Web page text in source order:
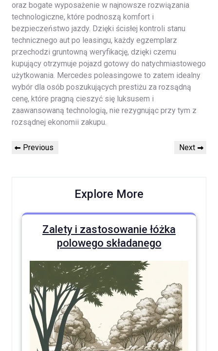
oraz bogate wyposażenie w najnowsze rozwiązania
technologiczne, które podnoszą komfort i
bezpieczeństwo jazdy. Dzięki ścisłej kontroli stanu
technicznego aut po leasingu, każdy egzemplarz
przechodzi gruntowną weryfikację, dzięki czemu
kupujący otrzymuje pojazd gotowy do natychmiastowego
użytkowania. Mercedes poleasingowe to zatem idealny
wybór dla osób poszukujących prestiżu za rozsądną
cenę, które pragną cieszyć się luksusem i
zaawansowaną technologią, nie rezygnując przy tym z
rozsądnej ekonomii zakupu.
Nawigacja
Previous
Previous
Next
Next
Explore More
Zalety i zastosowanie łóżka
polowego składanego